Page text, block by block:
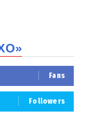
Fans
Followers